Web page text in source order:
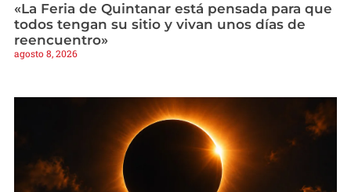
«La Feria de Quintanar está pensada para que
todos tengan su sitio y vivan unos días de
reencuentro»
agosto 8, 2026